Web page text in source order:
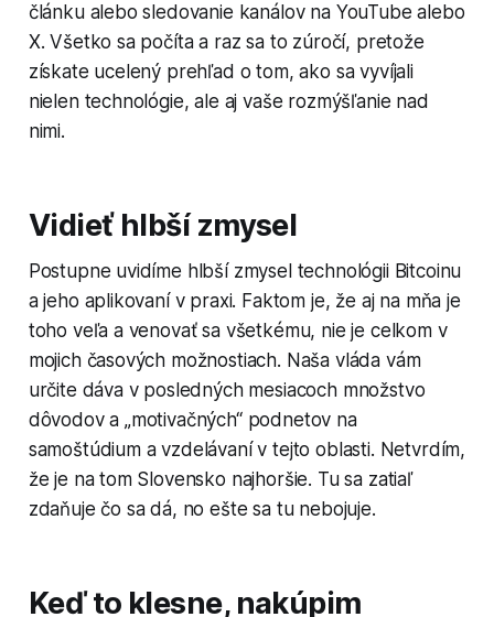
článku alebo sledovanie kanálov na YouTube alebo
X. Všetko sa počíta a raz sa to zúročí, pretože
získate ucelený prehľad o tom, ako sa vyvíjali
nielen technológie, ale aj vaše rozmýšľanie nad
nimi.
Vidieť hlbší zmysel
Postupne uvidíme hlbší zmysel technológii Bitcoinu
a jeho aplikovaní v praxi. Faktom je, že aj na mňa je
toho veľa a venovať sa všetkému, nie je celkom v
mojich časových možnostiach. Naša vláda vám
určite dáva v posledných mesiacoch množstvo
dôvodov a „motivačných“ podnetov na
samoštúdium a vzdelávaní v tejto oblasti. Netvrdím,
že je na tom Slovensko najhoršie. Tu sa zatiaľ
zdaňuje čo sa dá, no ešte sa tu nebojuje.
Keď to klesne, nakúpim